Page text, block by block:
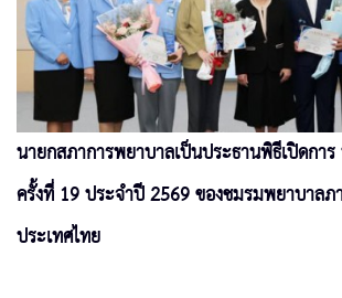
นายกสภาการพยาบาลเป็นประธานพิธีเปิดกา
ครั้งที่ 19 ประจำปี 2569 ของชมรมพยาบาลภ
ประเทศไทย